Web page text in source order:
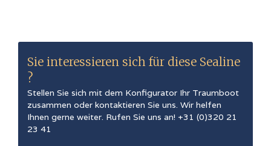
Sie interessieren sich für diese Sealine
?
Stellen Sie sich mit dem Konfigurator Ihr Traumboot
zusammen oder kontaktieren Sie uns. Wir helfen
Ihnen gerne weiter. Rufen Sie uns an! +31 (0)320 21
23 41